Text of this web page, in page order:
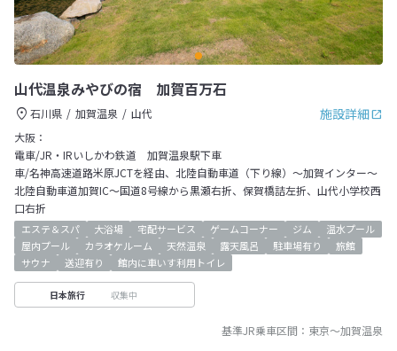
山代温泉みやびの宿 加賀百万石
施設詳細
石川県 加賀温泉
山代
大阪：
電車/JR・IRいしかわ鉄道 加賀温泉駅下車
車/名神高速道路米原JCTを経由、北陸自動車道（下り線）～加賀インター～
北陸自動車道加賀IC～国道8号線から黒瀬右折、保賀橋詰左折、山代小学校西
口右折
エステ＆スパ 大浴場 宅配サービス ゲームコーナー ジム
温水プール
屋内プール
カラオケルーム 天然温泉 露天風呂 駐車場有り
旅館
サウナ
送迎有り 館内に車いす利用トイレ
日本旅行 収集中
基準JR乗車区間： 東京～加賀温泉